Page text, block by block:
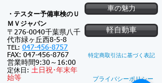
車の魅力
軽自動車
特定商取引法に基づく表記
プライバシーポリシー
・テスター予備車検のＵ
ＭＶジャパン
〒276-0040千葉県八千
代市緑ヶ丘西8-5-8
TEL: 047-456-8757
FAX: 047-456-8767
営業時間9:30～16:00
定休日: 土 日祝･年末年
始等